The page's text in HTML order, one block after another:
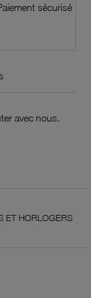
sécurisé
avec nous.